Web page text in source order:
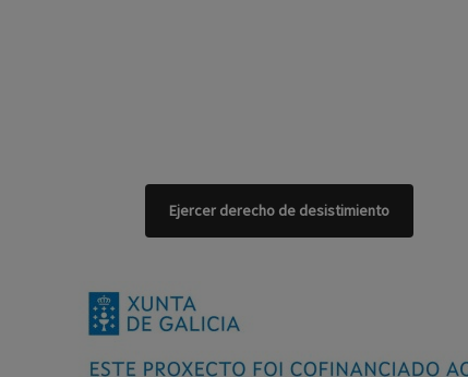
Ejercer derecho de desistimiento